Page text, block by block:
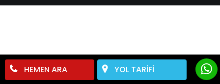
HEMEN ARA YOL TARİFİ